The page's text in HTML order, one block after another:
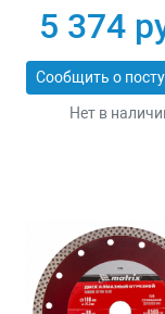
сухой/мокрый
Pro Matrix
5 374
Нет в